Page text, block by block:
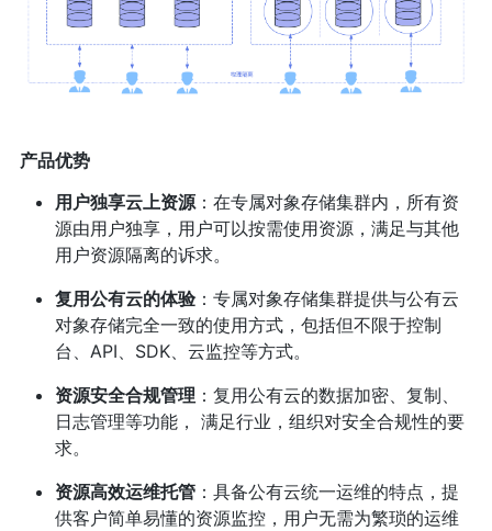
产品优势
用户独享云上资源：在专属对象存储集群内，所有资
源由用户独享，用户可以按需使用资源，满足与其他
用户资源隔离的诉求。
复用公有云的体验：专属对象存储集群提供与公有云
对象存储完全一致的使用方式，包括但不限于控制
台、API、SDK、云监控等方式。
资源安全合规管理 ：复用公有云的数据加密、复制、
日志管理等功能， 满足行业，组织对安全合规性的要
求。
资源高效运维托管：具备公有云统一运维的特点，提
供客户简单易懂的资源监控，用户无需为繁琐的运维